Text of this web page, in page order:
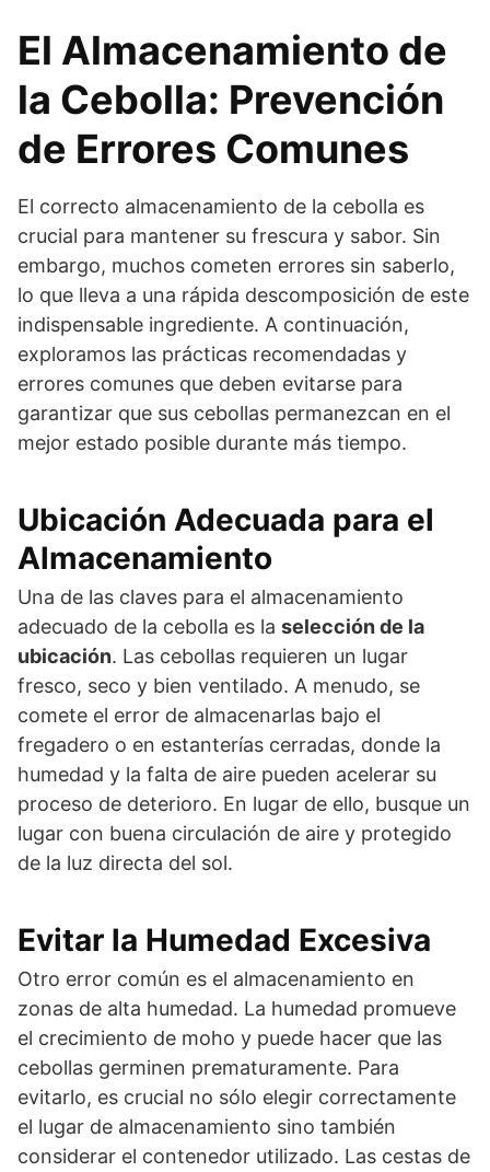
El Almacenamiento de
la Cebolla: Prevención
de Errores Comunes
El correcto almacenamiento de la cebolla es
crucial para mantener su frescura y sabor. Sin
embargo, muchos cometen errores sin saberlo,
lo que lleva a una rápida descomposición de este
indispensable ingrediente. A continuación,
exploramos las prácticas recomendadas y
errores comunes que deben evitarse para
garantizar que sus cebollas permanezcan en el
mejor estado posible durante más tiempo.
Ubicación Adecuada para el
Almacenamiento
Una de las claves para el almacenamiento
adecuado de la cebolla es la selección de la
ubicación. Las cebollas requieren un lugar
fresco, seco y bien ventilado. A menudo, se
comete el error de almacenarlas bajo el
fregadero o en estanterías cerradas, donde la
humedad y la falta de aire pueden acelerar su
proceso de deterioro. En lugar de ello, busque un
lugar con buena circulación de aire y protegido
de la luz directa del sol.
Evitar la Humedad Excesiva
Otro error común es el almacenamiento en
zonas de alta humedad. La humedad promueve
el crecimiento de moho y puede hacer que las
cebollas germinen prematuramente. Para
evitarlo, es crucial no sólo elegir correctamente
el lugar de almacenamiento sino también
considerar el contenedor utilizado. Las cestas de